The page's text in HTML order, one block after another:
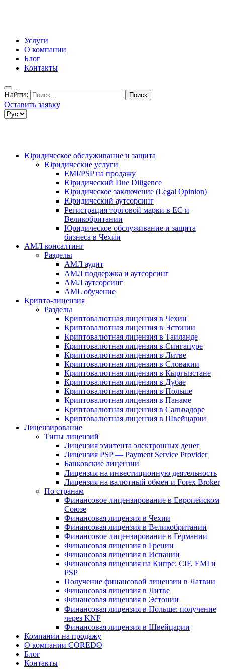
Услуги
О компании
Блог
Контакты
Найти:
Оставить заявку
Юридическое обслуживание и защита
Юридические услуги
EMI/PSP на продажу
Юридический Due Diligence
Юридическое заключение (Legal Opinion)
Юридический аутсорсинг
Регистрация торговой марки в ЕС и
Великобритании
Юридическое обслуживание и защита
бизнеса в Чехии
АМЛ консалтинг
Разделы
АМЛ аудит
АМЛ поддержка и аутсорсинг
АМЛ аутсорсинг
AML обучение
Крипто-лицензия
Разделы
Криптовалютная лицензия в Чехии
Криптовалютная лицензия в Эстонии
Криптовалютная лицензия в Таиланде
Криптовалютная лицензия в Сингапуре
Криптовалютная лицензия в Литве
Криптовалютная лицензия в Словакии
Криптовалютная лицензия в Кыргызстане
Криптовалютная лицензия в Дубае
Криптовалютная лицензия в Польше
Криптовалютная лицензия в Панаме
Криптовалютная лицензия в Сальвадоре
Криптовалютная лицензия в Швейцарии
Лицензирование
Типы лицензий
Лицензия эмитента электронных денег
Лицензия PSP — Payment Service Provider
Банковские лицензии
Лицензия на инвестиционную деятельность
Лицензия на валютный обмен и Forex Broker
По странам
Финансовое лицензирование в Европейском
Союзе
Финансовая лицензия в Чехии
Финансовая лицензия в Великобритании
Финансовое лицензирование в Германии
Финансовая лицензия в Греции
Финансовая лицензия в Испании
Финансовая лицензия на Кипре: CIF, EMI и
PSP
Получение финансовой лицензии в Латвии
Финансовая лицензия в Литве
Финансовая лицензия в Эстонии
Финансовая лицензия в Польше: получение
через KNF
Финансовая лицензия в Швейцарии
Компании на продажу
О компании COREDO
Блог
Контакты